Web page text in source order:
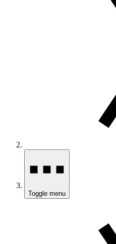
Toggle menu